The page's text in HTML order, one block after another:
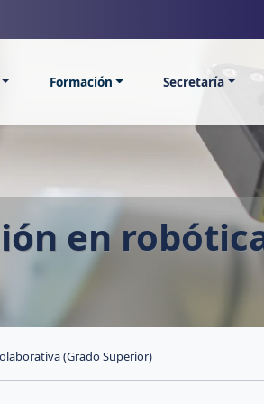
Formación Secretaría
en
(Grado Superior)